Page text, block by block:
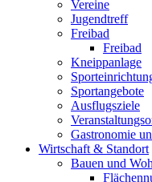
Vereine
Jugendtreff
Freibad
Freibad
Kneippanlage
Sportangebote
Ausflugsziele
Gastronomie
Wirtschaft & Standort
Bauen und